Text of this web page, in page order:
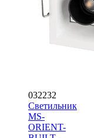
032232
Светильник
MS-
ORIENT-